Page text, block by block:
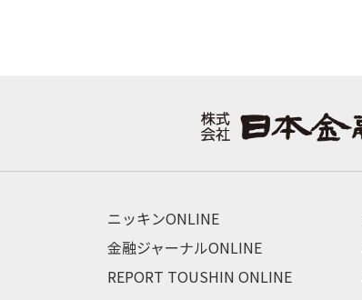
ニッキンONLINE
金融ジャーナルONLINE
REPORT TOUSHIN ONLINE